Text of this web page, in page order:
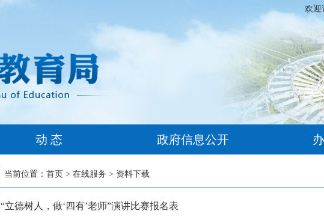
欢迎
动 态 政府信息公开
当前位置： 首页 > 在线服务 > 资料下载
“立德树人，做‘四有’老师”演讲比赛报名表